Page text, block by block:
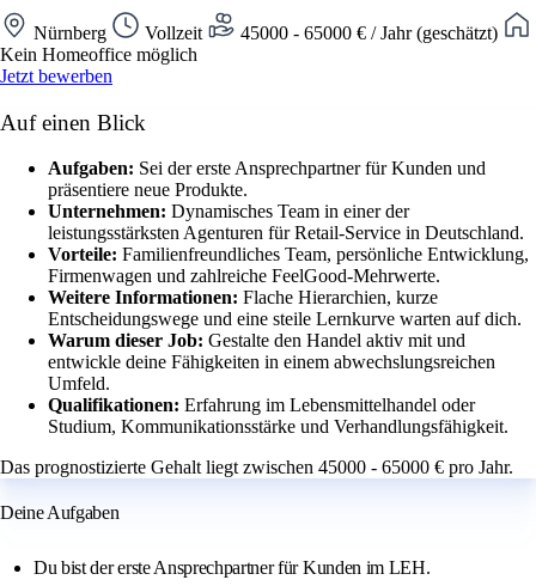
Nürnberg Vollzeit
45000 - 65000 € / Jahr (geschätzt)
Kein Homeoffice möglich
Jetzt bewerben
Auf einen Blick
Aufgaben: Sei der erste Ansprechpartner für Kunden und
präsentiere neue Produkte.
Unternehmen: Dynamisches Team in einer der
leistungsstärksten Agenturen für Retail-Service in Deutschland.
Vorteile: Familienfreundliches Team, persönliche Entwicklung,
Firmenwagen und zahlreiche FeelGood-Mehrwerte.
Weitere Informationen: Flache Hierarchien, kurze
Entscheidungswege und eine steile Lernkurve warten auf dich.
Warum dieser Job: Gestalte den Handel aktiv mit und
entwickle deine Fähigkeiten in einem abwechslungsreichen
Umfeld.
Qualifikationen: Erfahrung im Lebensmittelhandel oder
Studium, Kommunikationsstärke und Verhandlungsfähigkeit.
Das prognostizierte Gehalt liegt zwischen 45000 - 65000 € pro Jahr.
Deine Aufgaben
Du bist der erste Ansprechpartner für Kunden im LEH.